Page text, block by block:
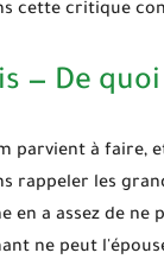
cette critique
— De
parvient à faire,
rappeler les
en a assez de
ne peut